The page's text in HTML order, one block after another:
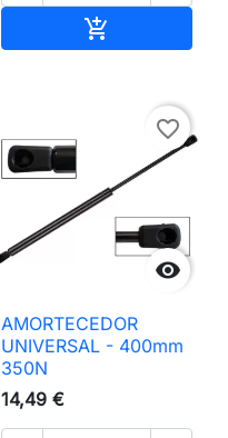


favorite_border
AMORTECEDOR
UNIVERSAL - 400mm
350N
14,49 €